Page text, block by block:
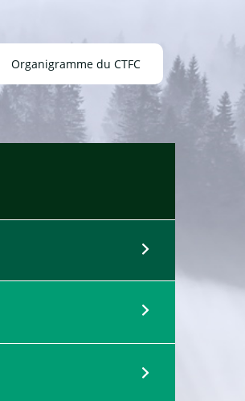
Organigramme du CTFC